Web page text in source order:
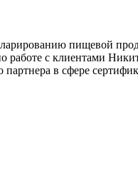
пищевой
с клиентами
в сфере